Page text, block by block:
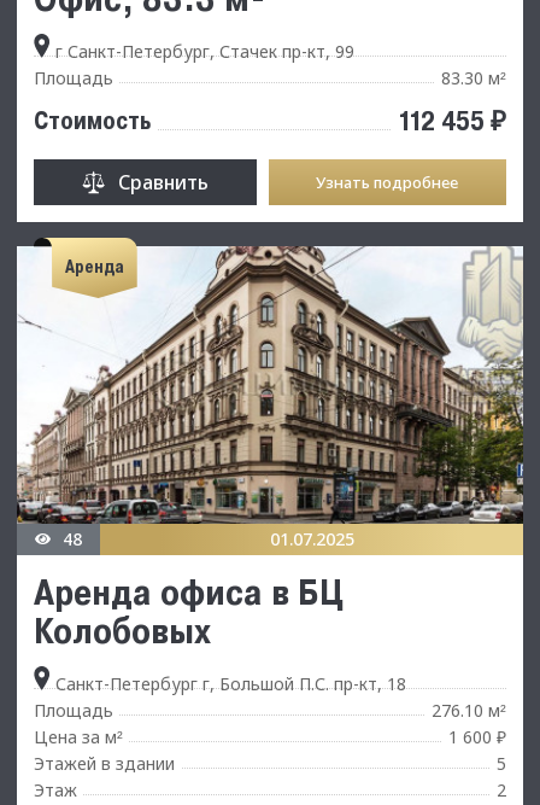
г Санкт-Петербург, Стачек пр-кт, 99
Площадь
83.30 м²
Стоимость 112 455 ₽
Сравнить Узнать подробнее
Аренда
48 01.07.2025
Аренда офиса в БЦ
Колобовых
Санкт-Петербург г, Большой П.С. пр-кт, 18
Площадь
276.10 м²
Цена за м²
1 600 ₽
Этажей в здании
5
Этаж
2